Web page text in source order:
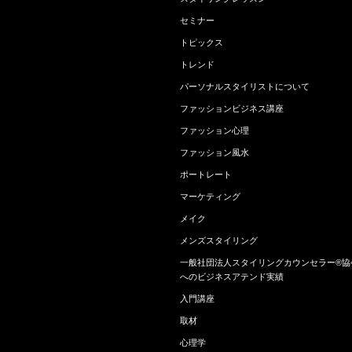
セミナー
トピックス
トレンド
パーソナルスタイリストについて
ファッションビジネス講座
ファッション心理
ファッション風水
ポートレート
マーケティング
メイク
メンズスタイリング
一般社団法人スタイリングカウンセラー®協
へのビジネスアテンド実績
入門講座
取材
心理学